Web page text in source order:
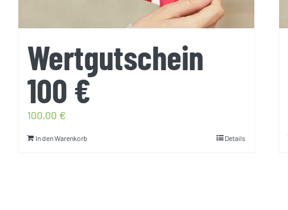
Wertgutschein
100 €
100,00 €
In den Warenkorb Details